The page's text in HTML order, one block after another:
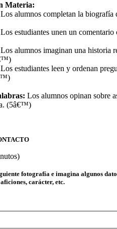
Materia:
Los alumnos completan la biografía
Los estudiantes unen un
Los alumnos imaginan una historia
Los estudiantes leen y ordenan
Los alumnos opinan sobre
(5â€™)
fotografía e imagina algunos
carácter, etc.